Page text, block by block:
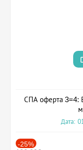
СПА оферта 3=4:
Дата:
-25%